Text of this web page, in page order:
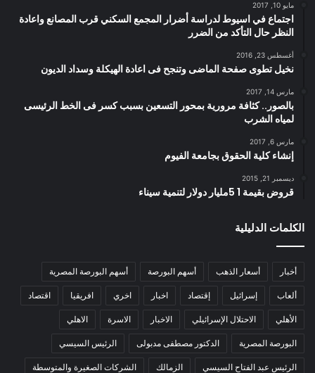
مايو 10, 2017
اجتماع في اسيوط لدراسة أضرار المجمع السكني قرب المصانع واعادة
النظر حال التأكد من الضرر
أغسطس 23, 2016
نخيل تطوى صفحة الماضى وتنجح فى اعادة الهيكلة وسداد الديون
مارس 14, 2017
بالصور.. كثافة مرورية بمحور التسعين بسبب كسر فى الخط الرئيسى
لمياه الشرب
مارس 6, 2017
إنشاء كلية الحقوق بجامعة الفيوم
ديسمبر 21, 2015
قروض بقيمة 1 5مليار دولار لتنمية سيناء
الكلمات الدليلية
أخبار أسعار الذهب أسهم البورصة أسهم البورصة المصرية
ألعاب إسرائيل إقتصاد اخبار اخري افريقيا اقتصاد
الأهلي الاحتلال الإسرائيلي الاخبار الاسرة الاهلي
البورصة المصرية الدكتور مصطفى مدبولى الرئيس السيسي
الرئيس عبد الفتاح السيسي الزمالك الشركات الصغيرة والمتوسطة